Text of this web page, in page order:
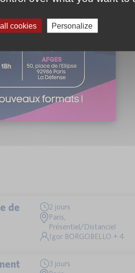
les étapes habituelles de
avantages pour ces
de
2 jours
Paris,
Présentiel/Distanciel
Igor BORGOBELLO + 4
3 jours
cookies Personalize